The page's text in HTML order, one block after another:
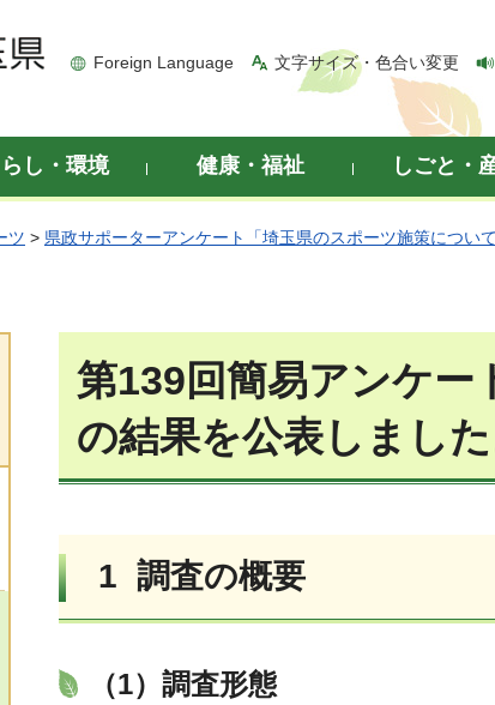
Foreign Language 文字サイズ・色合い変更
らし・環境 健康・福祉 しごと・
ツ > 県政サポーターアンケート「埼玉県のスポーツ施策について
第139回簡易アンケー
の結果を公表しました
1 調査の概要
（1）調査形態